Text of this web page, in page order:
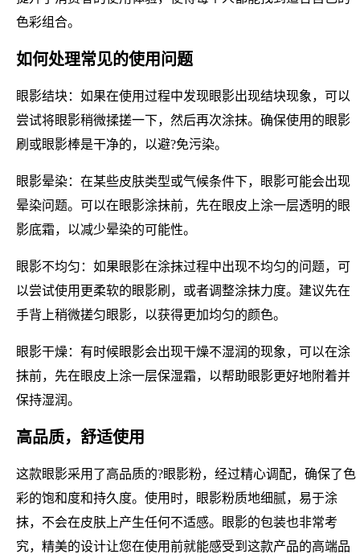
色彩组合。
如何处理常见的使用问题
眼影结块：如果在使用过程中发现眼影出现结块现象，可以
尝试将眼影稍微揉搓一下，然后再次涂抹。确保使用的眼影
刷或眼影棒是干净的，以避?免污染。
眼影晕染：在某些皮肤类型或气候条件下，眼影可能会出现
晕染问题。可以在眼影涂抹前，先在眼皮上涂一层透明的眼
影底霜，以减少晕染的可能性。
眼影不均匀：如果眼影在涂抹过程中出现不均匀的问题，可
以尝试使用更柔软的眼影刷，或者调整涂抹力度。建议先在
手背上稍微搓匀眼影，以获得更加均匀的颜色。
眼影干燥：有时候眼影会出现干燥不湿润的现象，可以在涂
抹前，先在眼皮上涂一层保湿霜，以帮助眼影更好地附着并
保持湿润。
高品质，舒适使用
这款眼影采用了高品质的?眼影粉，经过精心调配，确保了色
彩的饱和度和持久度。使用时，眼影粉质地细腻，易于涂
抹，不会在皮肤上产生任何不适感。眼影的包装也非常考
究，精美的设计让您在使用前就能感受到这款产品的高端品